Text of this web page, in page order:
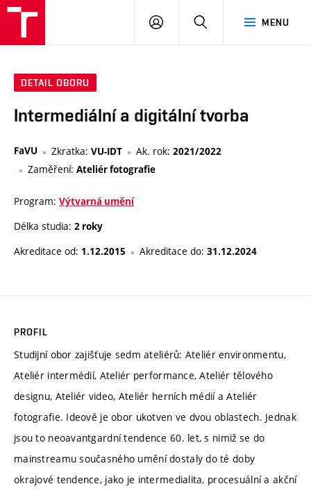
MENU
PŘIHLÁSIT
DETAIL OBORU
Intermediální a digitální tvorba
FaVU Zkratka: VU-IDT Ak. rok: 2021/2022
Zaměření: Ateliér fotografie
Program: Výtvarná umění
Délka studia: 2 roky
Akreditace od: 1.12.2015 Akreditace do: 31.12.2024
PROFIL
Studijní obor zajišťuje sedm ateliérů: Ateliér environmentu,
Ateliér intermédií, Ateliér performance, Ateliér tělového
designu, Ateliér video, Ateliér herních médií a Ateliér
fotografie. Ideově je obor ukotven ve dvou oblastech. Jednak
jsou to neoavantgardní tendence 60. let, s nimiž se do
mainstreamu současného umění dostaly do té doby
okrajové tendence, jako je intermedialita, procesuální a akční